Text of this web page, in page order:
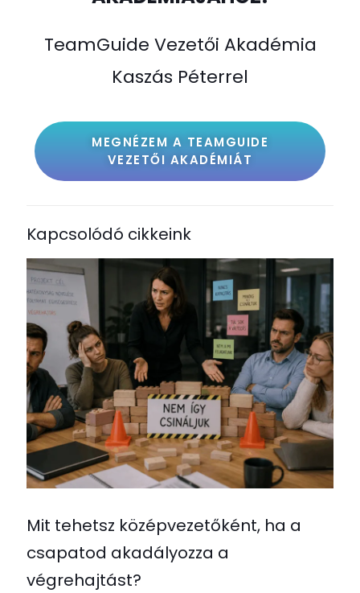
TeamGuide Vezetői Akadémia
Kaszás Péterrel
MEGNÉZEM A TEAMGUIDE
VEZETŐI AKADÉMIÁT
Kapcsolódó cikkeink
Mit tehetsz középvezetőként, ha a
csapatod akadályozza a
végrehajtást?